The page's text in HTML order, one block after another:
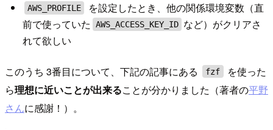
AWS_PROFILE
を設定したとき、他の関係環境変数（直
前で使っていた
AWS_ACCESS_KEY_ID など）がクリアさ
れて欲しい
このうち 3番目について、下記の記事にある fzf
を使った
ら理想に近いことが出来ることが分かりました（著者の平野
さんに感謝！）。